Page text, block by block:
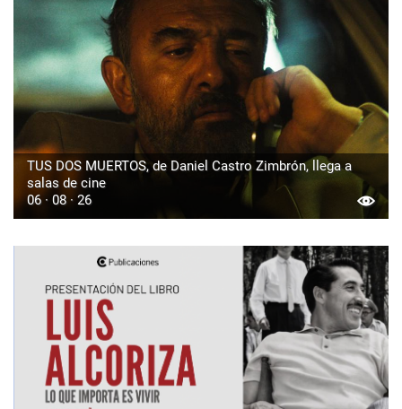
TUS DOS MUERTOS, de Daniel Castro Zimbrón, llega a
salas de cine
06 · 08 · 26